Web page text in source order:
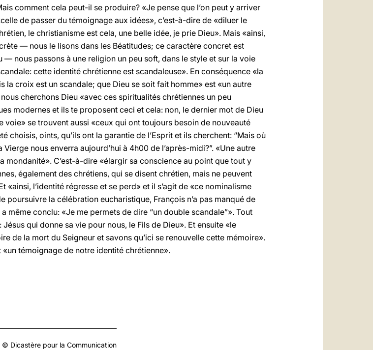
comment cela peut-il se produire? «Je pense que l’on peut y arriver
de passer du témoignage aux idées», c’est-à-dire de «diluer le
le christianisme est cela, une belle idée, je prie Dieu». Mais «ainsi,
— nous le lisons dans les Béatitudes; ce caractère concret est
nous passons à une religion un peu soft, dans le style et sur la voie
cette identité chrétienne est scandaleuse». En conséquence «la
la croix est un scandale; que Dieu se soit fait homme» est «un autre
cherchons Dieu «avec ces spiritualités chrétiennes un peu
modernes et ils te proposent ceci et cela: non, le dernier mot de Dieu
voie» se trouvent aussi «ceux qui ont toujours besoin de nouveauté
choisis, oints, qu’ils ont la garantie de l’Esprit et ils cherchent: “Mais où
nous enverra aujourd’hui à 4h00 de l’après-midi?”. «Une autre
mondanité». C’est-à-dire «élargir sa conscience au point que tout y
également des chrétiens, qui se disent chrétien, mais ne peuvent
«ainsi, l’identité régresse et se perd» et il s’agit de «ce nominalisme
poursuivre la célébration eucharistique, François n’a pas manqué de
même conclu: «Je me permets de dire “un double scandale”». Tout
qui donne sa vie pour nous, le Fils de Dieu». Et ensuite «le
de la mort du Seigneur et savons qu’ici se renouvelle cette mémoire».
témoignage de notre identité chrétienne».
Dicastère pour la Communication